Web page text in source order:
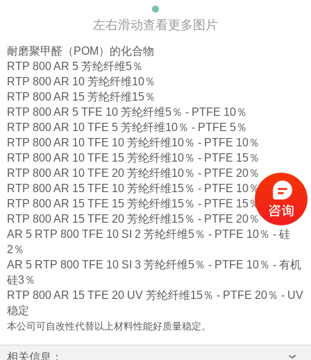
左右滑动查看更多图片
耐磨聚甲醛（POM）的化合物
RTP 800 AR 5 芳纶纤维5％
RTP 800 AR 10 芳纶纤维10％
RTP 800 AR 15 芳纶纤维15％
RTP 800 AR 5 TFE 10 芳纶纤维5％ - PTFE 10％
RTP 800 AR 10 TFE 5 芳纶纤维10％ - PTFE 5％
RTP 800 AR 10 TFE 10 芳纶纤维10％ - PTFE 10％
RTP 800 AR 10 TFE 15 芳纶纤维10％ - PTFE 15％
RTP 800 AR 10 TFE 20 芳纶纤维10％ - PTFE 20％
RTP 800 AR 15 TFE 10 芳纶纤维15％ - PTFE 10％
RTP 800 AR 15 TFE 15 芳纶纤维15％ - PTFE 15％
RTP 800 AR 15 TFE 20 芳纶纤维15％ - PTFE 20％
AR 5 RTP 800 TFE 10 SI 2 芳纶纤维5％ - PTFE 10％ - 硅
2％
AR 5 RTP 800 TFE 10 SI 3 芳纶纤维5％ - PTFE 10％ - 有机
硅3％
RTP 800 AR 15 TFE 20 UV 芳纶纤维15％ - PTFE 20％ - UV
稳定
本公司可自改性代替以上材料性能好质量稳定。
相关信息：